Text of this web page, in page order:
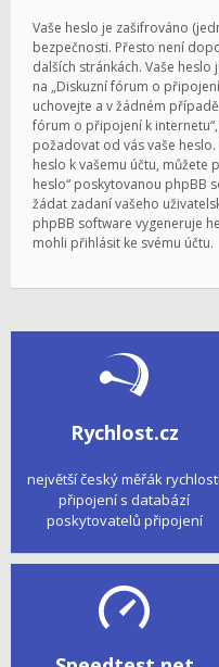
Vaše heslo je zašifrováno
bezpečnosti. Přesto není
dalších stránkách. Vaše
na „Diskuzní fórum o
uchovejte a v žádném
fórum o připojení k
požadovat od vás vaše
heslo k vašemu účtu, můžete
heslo“ poskytovanou phpBB
žádat zadaní vašeho
phpBB software vygeneruje
mohli přihlásit ke svému účtu.
Rychlost.cz
největší český měřák rychlosti
připojení s databází
poskytovatelů připojení